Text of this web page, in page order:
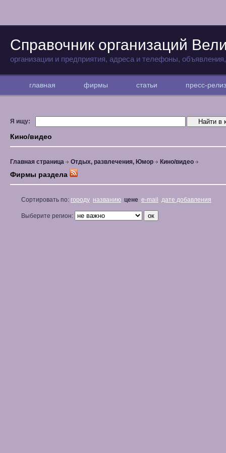
Справочник организаций
организации и предприятия, адреса и телефоны,
главная фирмы статьи пресс-
Я ищу:
Кино/видео
Главная страница Отдых, развлечения, Юмор Кино/видео
Фирмы раздела
Сортировать по: городу названию цене e-mail дате добавления
Выберите регион: